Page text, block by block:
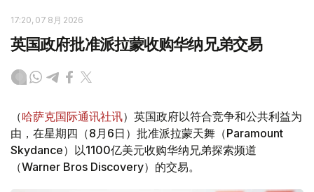
17:20, 07 8月 2026
英国政府批准派拉蒙收购华纳兄弟交易
（哈萨克国际通讯社讯）英国政府以符合竞争和公共利益为
由，在星期四（8月6日）批准派拉蒙天舞（Paramount
Skydance）以1100亿美元收购华纳兄弟探索频道
（Warner Bros Discovery）的交易。